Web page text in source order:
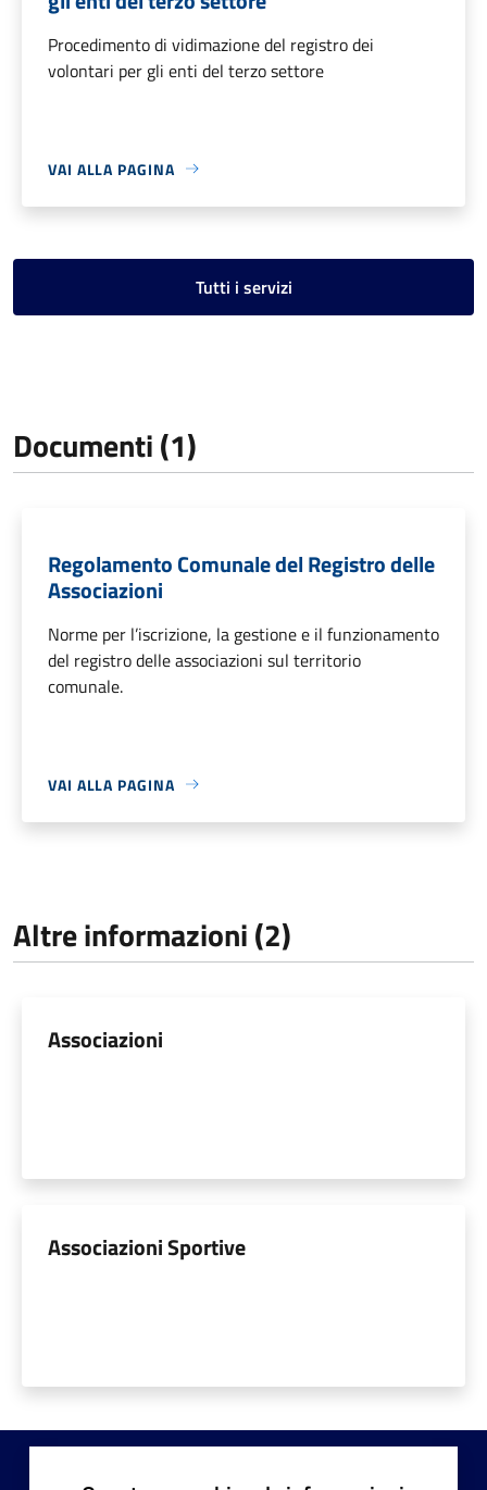
Procedimento di vidimazione del registro dei
volontari per gli enti del terzo settore
VAI ALLA PAGINA
Tutti i servizi
Documenti (1)
Regolamento Comunale del Registro delle
Associazioni
Norme per l’iscrizione, la gestione e il funzionamento
del registro delle associazioni sul territorio
comunale.
VAI ALLA PAGINA
Altre informazioni (2)
Associazioni
Associazioni Sportive